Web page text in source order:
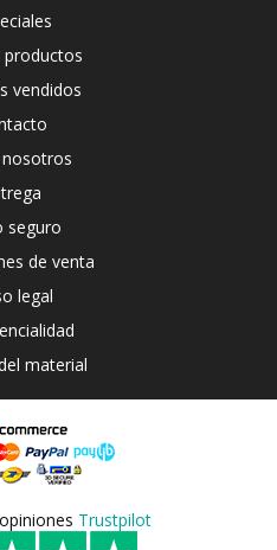
productos
vendidos
seguro
de venta
legal
material
Trustpilot